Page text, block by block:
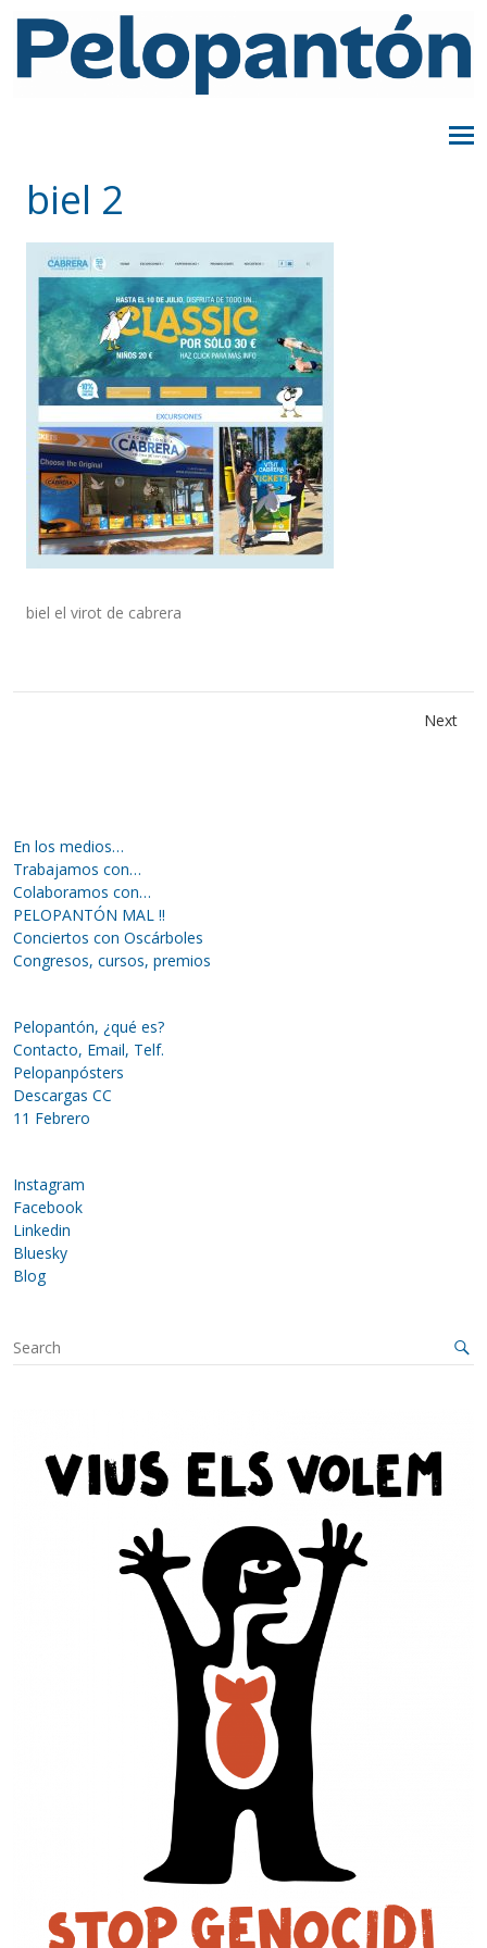
biel 2
biel el virot de cabrera
Next
En los medios…
Trabajamos con…
Colaboramos con…
PELOPANTÓN MAL !!
Conciertos con Oscárboles
Congresos, cursos, premios
Pelopantón, ¿qué es?
Contacto, Email, Telf.
Pelopanpósters
Descargas CC
11 Febrero
Instagram
Facebook
Linkedin
Bluesky
Blog
S
e